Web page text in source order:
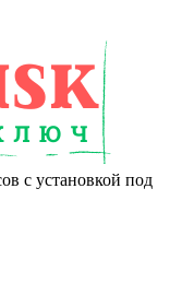
с установкой под